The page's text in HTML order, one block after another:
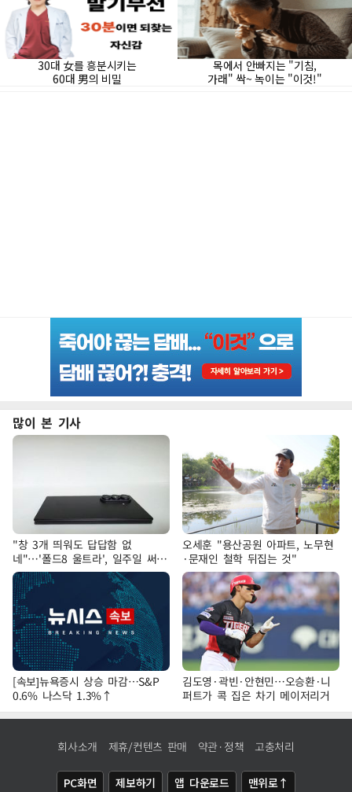
많이 본 기사
"창 3개 띄워도 답답함 없
네"…'폴드8 울트라', 일주일 써보
니
오세훈 "용산공원 아파트, 노무현
·문재인 철학 뒤집는 것"
[속보]뉴욕증시 상승 마감…S&P
0.6% 나스닥 1.3%↑
김도영·곽빈·안현민…오승환·니
퍼트가 콕 집은 차기 메이저리거
회사소개 제휴/컨텐츠 판매 약관·정책 고충처리
PC화면 제보하기 앱 다운로드 맨위로↑